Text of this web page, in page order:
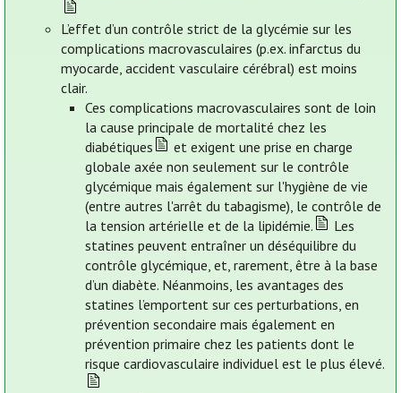
L’effet d’un contrôle strict de la glycémie sur les
complications macrovasculaires (p.ex. infarctus du
myocarde, accident vasculaire cérébral) est moins
clair.
Ces complications macrovasculaires sont de loin
la cause principale de mortalité chez les
diabétiques
et exigent une prise en charge
globale axée non seulement sur le contrôle
glycémique mais également sur l'hygiène de vie
(entre autres l'arrêt du tabagisme), le contrôle de
la tension artérielle et de la lipidémie.
Les
statines peuvent entraîner un déséquilibre du
contrôle glycémique, et, rarement, être à la base
d’un diabète. Néanmoins, les avantages des
statines l’emportent sur ces perturbations, en
prévention secondaire mais également en
prévention primaire chez les patients dont le
risque cardiovasculaire individuel est le plus élevé.